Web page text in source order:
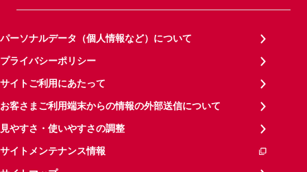
パーソナルデータ（個人情報など）について
プライバシーポリシー
サイトご利用にあたって
お客さまご利用端末からの情報の外部送信について
見やすさ・使いやすさの調整
サイトメンテナンス情報